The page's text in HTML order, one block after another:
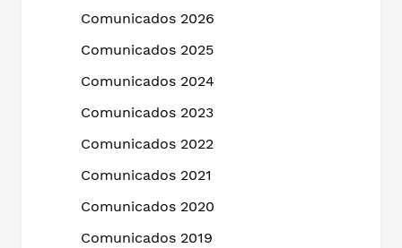
Comunicados 2026
Comunicados 2025
Comunicados 2024
Comunicados 2023
Comunicados 2022
Comunicados 2021
Comunicados 2020
Comunicados 2019